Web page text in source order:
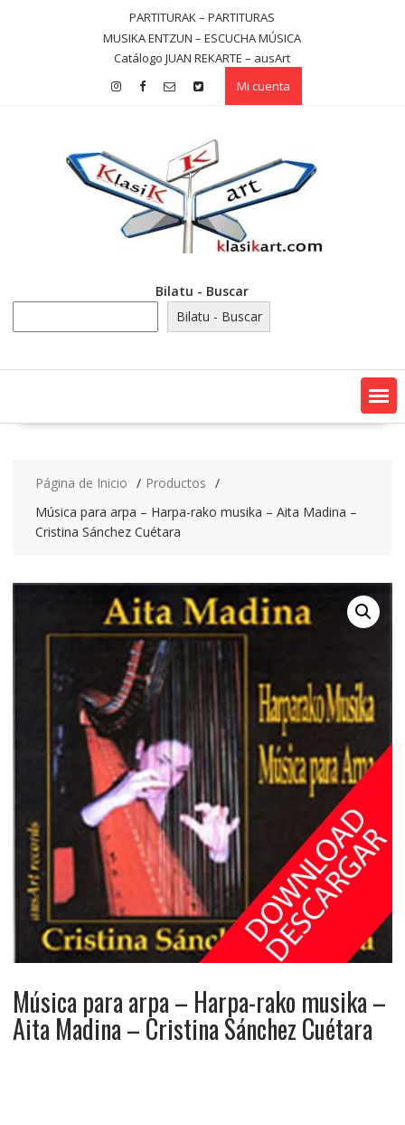
PARTITURAK – PARTITURAS
MUSIKA ENTZUN – ESCUCHA MÚSICA
Catálogo JUAN REKARTE – ausArt
Mi cuenta
Bilatu - Buscar
Bilatu - Buscar
Página de Inicio
Productos
Música para arpa – Harpa-rako musika – Aita Madina –
Cristina Sánchez Cuétara
Música para arpa – Harpa-rako musika –
Aita Madina – Cristina Sánchez Cuétara